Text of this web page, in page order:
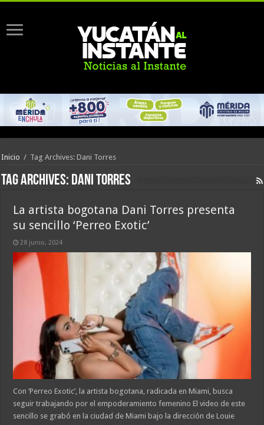
Inicio / Tag Archives: Dani Torres
Tag Archives: Dani Torres
La artista bogotana Dani Torres presenta
su sencillo ‘Perreo Exotic’
28 junio, 2024
Con ‘Perreo Exotic’, la artista bogotana, radicada en Miami, busca
seguir trabajando por el empoderamiento femenino El video de este
sencillo se grabó en la ciudad de Miami bajo la dirección de Louie